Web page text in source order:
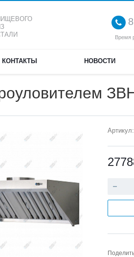
Время
КОНТАКТЫ НОВОСТИ
Артикул: